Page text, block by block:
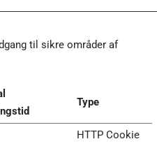
til sikre områder af
Type
HTTP Cookie